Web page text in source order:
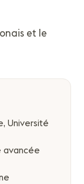
et le
Université
avancée